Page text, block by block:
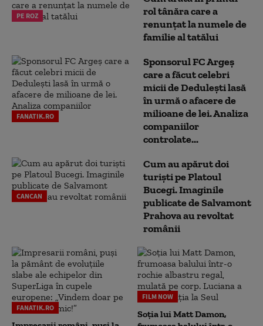
PE ROZ
rol tânăra care a
renunțat la numele de
familie al tatălui
FANATIK.RO
Sponsorul FC Argeș
care a făcut celebri
micii de Dedulești lasă
în urmă o afacere de
milioane de lei. Analiza
companiilor
controlate...
CANCAN
Cum au apărut doi
turiști pe Platoul
Bucegi. Imaginile
publicate de Salvamont
Prahova au revoltat
românii
FANATIK.RO
FILM NOW
Soția lui Matt Damon,